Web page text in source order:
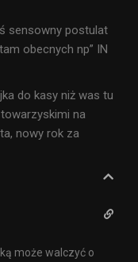
sensowny postulat
obecnych np” IN
do kasy niż was tu
na
nowy rok za
może walczyć o